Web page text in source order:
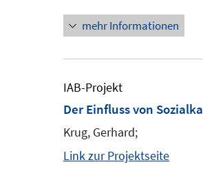
mehr Informationen
IAB-Projekt
Der Einfluss von
Krug, Gerhard;
Link zur Projektseite